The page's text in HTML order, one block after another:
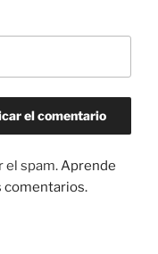
el spam.Aprende
comentarios.